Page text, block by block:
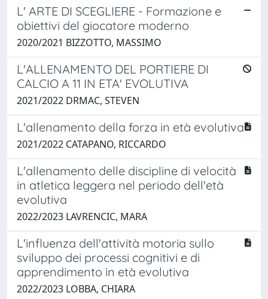
L' ARTE DI SCEGLIERE - Formazione e
obiettivi del giocatore moderno
2020/2021 BIZZOTTO, MASSIMO
L'ALLENAMENTO DEL PORTIERE DI
CALCIO A 11 IN ETA' EVOLUTIVA
2021/2022 DRMAC, STEVEN
L'allenamento della forza in età evolutiva
2021/2022 CATAPANO, RICCARDO
L'allenamento delle discipline di velocità
in atletica leggera nel periodo dell'età
evolutiva
2022/2023 LAVRENCIC, MARA
L'influenza dell'attività motoria sullo
sviluppo dei processi cognitivi e di
apprendimento in età evolutiva
2022/2023 LOBBA, CHIARA